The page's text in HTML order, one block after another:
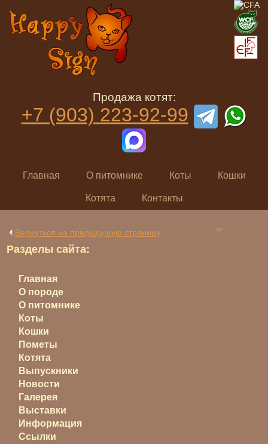
Продажа котят:
+7 (903) 223-92-99
Главная О питомнике Коты Кошки
Котята Контакты
Вернуться на предыдущую страницу
Разделы сайта:
Главная
О породе
О питомнике
Коты
Кошки
Пометы
Котята
Выпускники
Новости
Галерея
Выставки
Информация
Ссылки